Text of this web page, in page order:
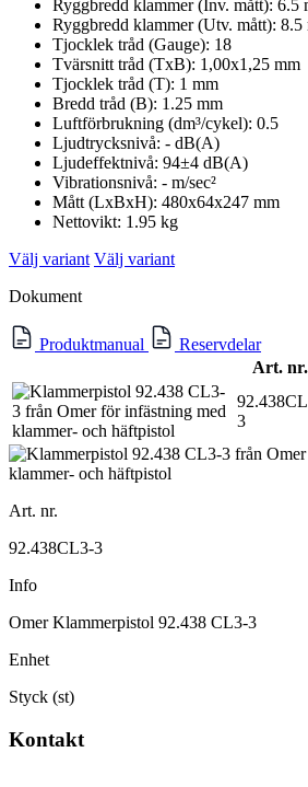
Ryggbredd klammer (Inv. mått): 6.5
Ryggbredd klammer (Utv. mått): 8.5
Tjocklek tråd (Gauge): 18
Tvärsnitt tråd (TxB): 1,00x1,25 mm
Tjocklek tråd (T): 1 mm
Bredd tråd (B): 1.25 mm
Luftförbrukning (dm³/cykel): 0.5
Ljudtrycksnivå: - dB(A)
Ljudeffektnivå: 94±4 dB(A)
Vibrationsnivå: - m/sec²
Mått (LxBxH): 480x64x247 mm
Nettovikt: 1.95 kg
Välj variant Välj variant
Dokument
Produktmanual
Reservdelar
Art. nr.
3
Art. nr.
92.438CL3-3
Info
Omer Klammerpistol 92.438 CL3-3
Enhet
Styck (st)
Kontakt